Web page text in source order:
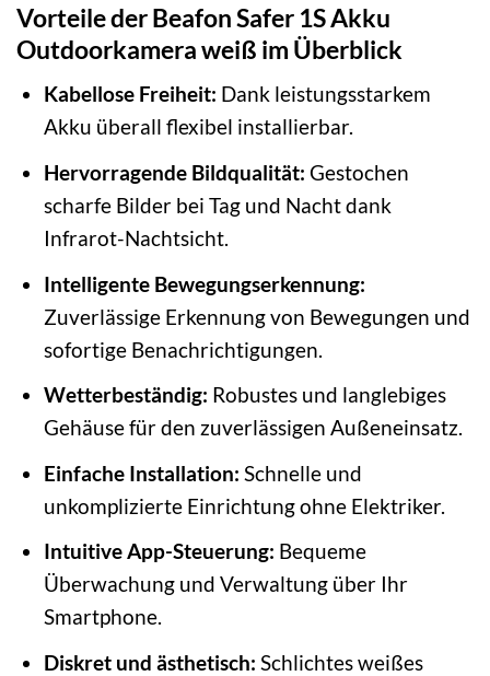
Vorteile der Beafon Safer 1S Akku
Outdoorkamera weiß im Überblick
Kabellose Freiheit: Dank leistungsstarkem
Akku überall flexibel installierbar.
Hervorragende Bildqualität: Gestochen
scharfe Bilder bei Tag und Nacht dank
Infrarot-Nachtsicht.
Intelligente Bewegungserkennung:
Zuverlässige Erkennung von Bewegungen und
sofortige Benachrichtigungen.
Wetterbeständig: Robustes und langlebiges
Gehäuse für den zuverlässigen Außeneinsatz.
Einfache Installation: Schnelle und
unkomplizierte Einrichtung ohne Elektriker.
Intuitive App-Steuerung: Bequeme
Überwachung und Verwaltung über Ihr
Smartphone.
Diskret und ästhetisch: Schlichtes weißes